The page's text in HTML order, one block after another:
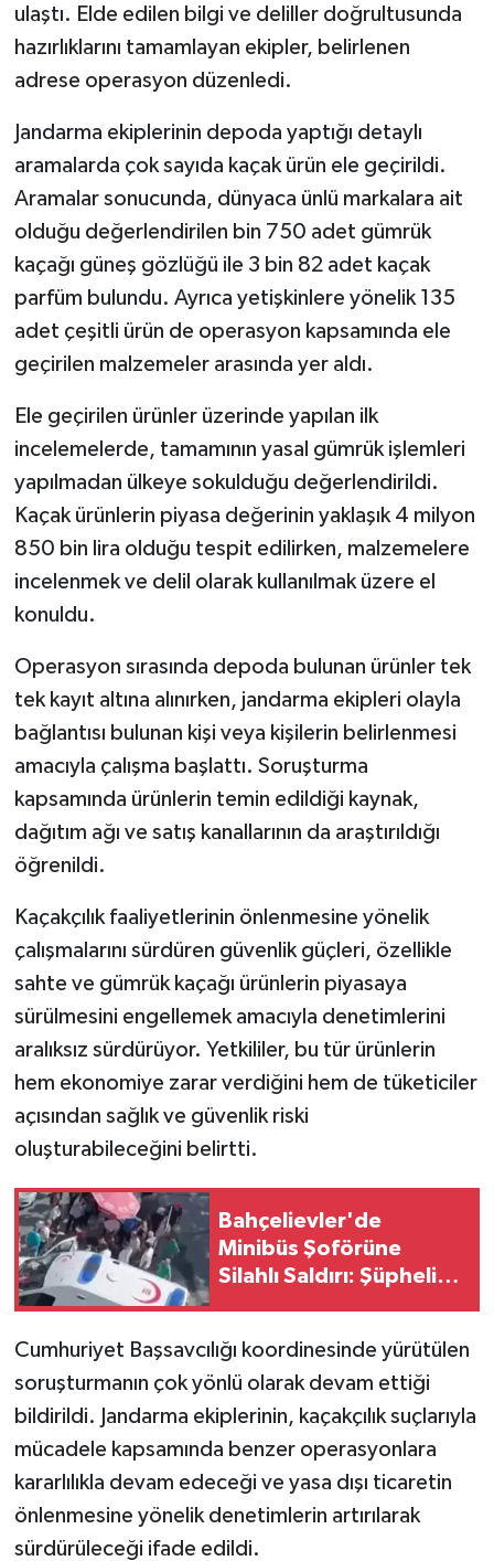
ulaştı. Elde edilen bilgi ve deliller doğrultusunda
hazırlıklarını tamamlayan ekipler, belirlenen
adrese operasyon düzenledi.
Jandarma ekiplerinin depoda yaptığı detaylı
aramalarda çok sayıda kaçak ürün ele geçirildi.
Aramalar sonucunda, dünyaca ünlü markalara ait
olduğu değerlendirilen bin 750 adet gümrük
kaçağı güneş gözlüğü ile 3 bin 82 adet kaçak
parfüm bulundu. Ayrıca yetişkinlere yönelik 135
adet çeşitli ürün de operasyon kapsamında ele
geçirilen malzemeler arasında yer aldı.
Ele geçirilen ürünler üzerinde yapılan ilk
incelemelerde, tamamının yasal gümrük işlemleri
yapılmadan ülkeye sokulduğu değerlendirildi.
Kaçak ürünlerin piyasa değerinin yaklaşık 4 milyon
850 bin lira olduğu tespit edilirken, malzemelere
incelenmek ve delil olarak kullanılmak üzere el
konuldu.
Operasyon sırasında depoda bulunan ürünler tek
tek kayıt altına alınırken, jandarma ekipleri olayla
bağlantısı bulunan kişi veya kişilerin belirlenmesi
amacıyla çalışma başlattı. Soruşturma
kapsamında ürünlerin temin edildiği kaynak,
dağıtım ağı ve satış kanallarının da araştırıldığı
öğrenildi.
Kaçakçılık faaliyetlerinin önlenmesine yönelik
çalışmalarını sürdüren güvenlik güçleri, özellikle
sahte ve gümrük kaçağı ürünlerin piyasaya
sürülmesini engellemek amacıyla denetimlerini
aralıksız sürdürüyor. Yetkililer, bu tür ürünlerin
hem ekonomiye zarar verdiğini hem de tüketiciler
açısından sağlık ve güvenlik riski
oluşturabileceğini belirtti.
Bahçelievler'de
Minibüs Şoförüne
Silahlı Saldırı: Şüpheli
Cumhuriyet Başsavcılığı koordinesinde yürütülen
soruşturmanın çok yönlü olarak devam ettiği
bildirildi. Jandarma ekiplerinin, kaçakçılık suçlarıyla
mücadele kapsamında benzer operasyonlara
kararlılıkla devam edeceği ve yasa dışı ticaretin
önlenmesine yönelik denetimlerin artırılarak
sürdürüleceği ifade edildi.